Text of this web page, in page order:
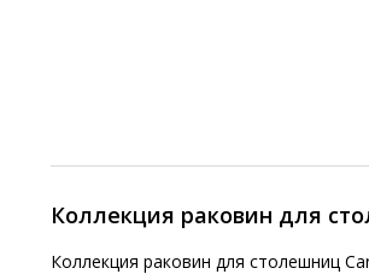
Коллекция раковин для
Коллекция раковин для столешниц